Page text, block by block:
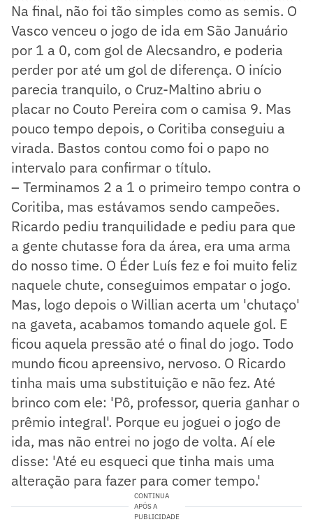
Na final, não foi tão simples como as semis. O
Vasco venceu o jogo de ida em São Januário
por 1 a 0, com gol de Alecsandro, e poderia
perder por até um gol de diferença. O início
parecia tranquilo, o Cruz-Maltino abriu o
placar no Couto Pereira com o camisa 9. Mas
pouco tempo depois, o Coritiba conseguiu a
virada. Bastos contou como foi o papo no
intervalo para confirmar o título.
– Terminamos 2 a 1 o primeiro tempo contra o
Coritiba, mas estávamos sendo campeões.
Ricardo pediu tranquilidade e pediu para que
a gente chutasse fora da área, era uma arma
do nosso time. O Éder Luís fez e foi muito feliz
naquele chute, conseguimos empatar o jogo.
Mas, logo depois o Willian acerta um 'chutaço'
na gaveta, acabamos tomando aquele gol. E
ficou aquela pressão até o final do jogo. Todo
mundo ficou apreensivo, nervoso. O Ricardo
tinha mais uma substituição e não fez. Até
brinco com ele: 'Pô, professor, queria ganhar o
prêmio integral'. Porque eu joguei o jogo de
ida, mas não entrei no jogo de volta. Aí ele
disse: 'Até eu esqueci que tinha mais uma
alteração para fazer para comer tempo.'
CONTINUA
APÓS A
PUBLICIDADE